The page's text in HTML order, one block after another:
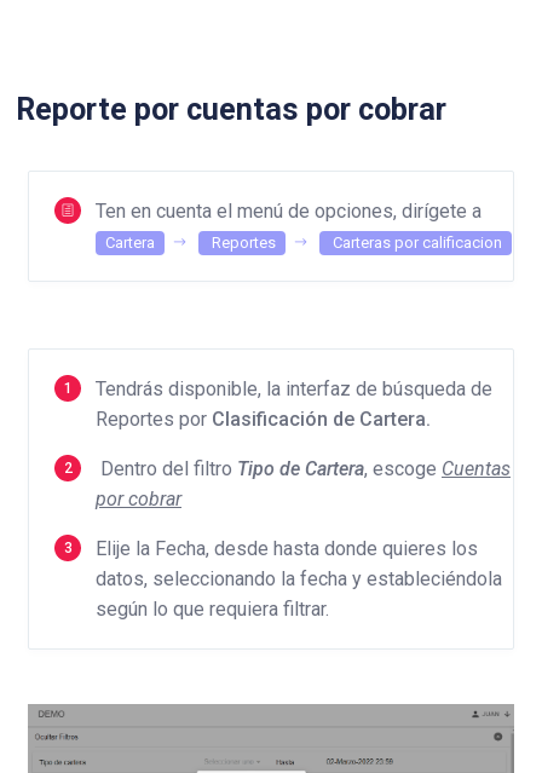
Reporte por cuentas por cobrar
Ten en cuenta el menú de opciones, dirígete a
Cartera Reportes Carteras por calificacion
Tendrás disponible, la interfaz de búsqueda de
Reportes por Clasificación de Cartera.
Dentro del filtro Tipo de Cartera, escoge Cuentas
por cobrar
Elije la Fecha, desde hasta donde quieres los
datos, seleccionando la fecha y estableciéndola
según lo que requiera filtrar.